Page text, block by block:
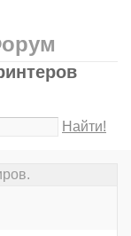
Найти!